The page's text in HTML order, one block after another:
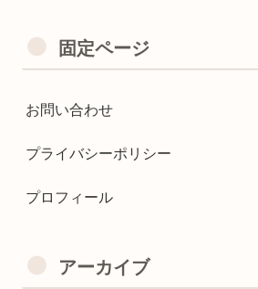
固定ページ
お問い合わせ
プライバシーポリシー
プロフィール
アーカイブ